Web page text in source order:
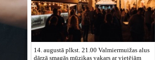
14. augustā plkst. 21.00 Valmiermuižas alus
dārzā smagās mūzikas vakars ar vietējām